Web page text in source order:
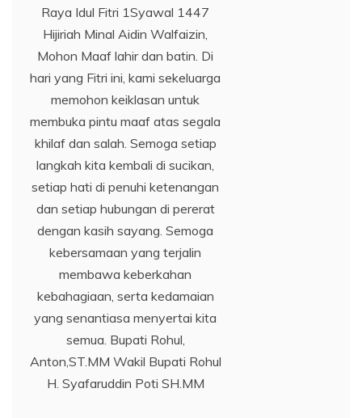
Raya Idul Fitri 1Syawal 1447
Hijiriah Minal Aidin Walfaizin,
Mohon Maaf lahir dan batin. Di
hari yang Fitri ini, kami sekeluarga
memohon keiklasan untuk
membuka pintu maaf atas segala
khilaf dan salah. Semoga setiap
langkah kita kembali di sucikan,
setiap hati di penuhi ketenangan
dan setiap hubungan di pererat
dengan kasih sayang. Semoga
kebersamaan yang terjalin
membawa keberkahan
kebahagiaan, serta kedamaian
yang senantiasa menyertai kita
semua. Bupati Rohul,
Anton,ST.MM Wakil Bupati Rohul
H. Syafaruddin Poti SH.MM